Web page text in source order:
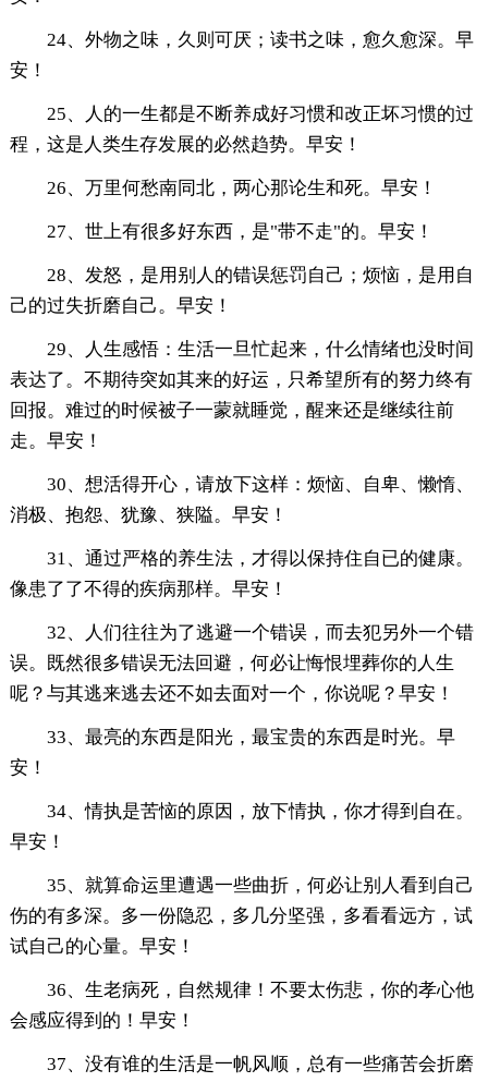
24、外物之味，久则可厌；读书之味，愈久愈深。早
安！
25、人的一生都是不断养成好习惯和改正坏习惯的过
程，这是人类生存发展的必然趋势。早安！
26、万里何愁南同北，两心那论生和死。早安！
27、世上有很多好东西，是"带不走"的。早安！
28、发怒，是用别人的错误惩罚自己；烦恼，是用自
己的过失折磨自己。早安！
29、人生感悟：生活一旦忙起来，什么情绪也没时间
表达了。不期待突如其来的好运，只希望所有的努力终有
回报。难过的时候被子一蒙就睡觉，醒来还是继续往前
走。早安！
30、想活得开心，请放下这样：烦恼、自卑、懒惰、
消极、抱怨、犹豫、狭隘。早安！
31、通过严格的养生法，才得以保持住自已的健康。
像患了了不得的疾病那样。早安！
32、人们往往为了逃避一个错误，而去犯另外一个错
误。既然很多错误无法回避，何必让悔恨埋葬你的人生
呢？与其逃来逃去还不如去面对一个，你说呢？早安！
33、最亮的东西是阳光，最宝贵的东西是时光。早
安！
34、情执是苦恼的原因，放下情执，你才得到自在。
早安！
35、就算命运里遭遇一些曲折，何必让别人看到自己
伤的有多深。多一份隐忍，多几分坚强，多看看远方，试
试自己的心量。早安！
36、生老病死，自然规律！不要太伤悲，你的孝心他
会感应得到的！早安！
37、没有谁的生活是一帆风顺，总有一些痛苦会折磨